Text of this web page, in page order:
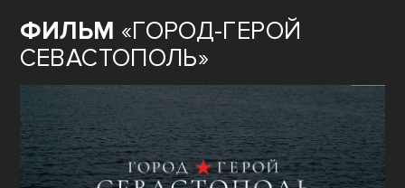
ФИЛЬМ «ГОРОД-ГЕРОЙ
СЕВАСТОПОЛЬ»